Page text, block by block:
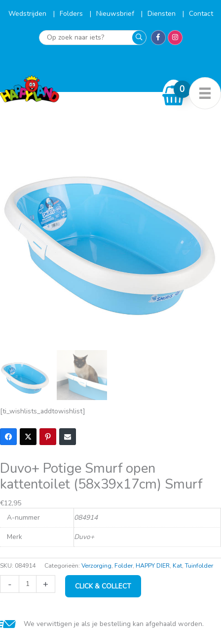
naarWedstrijden Folders Nieuwsbrief Diensten Contact
Op
[ti_wishlists_addtowishlist]
Duvo+ Potige Smurf open
kattentoilet (58x39x17cm) Smurf
€12,95
A-nummer
084914
Merk Duvo+
SKU: 084914 Categorieën: Verzorging, Folder, HAPPY DIER, Kat,Tuinfolder
-
Duvo+
Potige
(58x39x17cm)
+ CLICK & COLLECT
We verwittigen je als je bestelling kan afgehaald worden.